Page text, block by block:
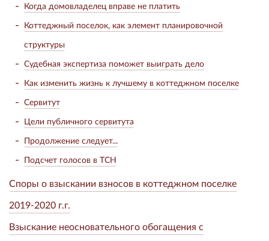
Когда домовладелец вправе не платить
Коттеджный поселок, как элемент планировочной
структуры
Судебная экспертиза поможет выиграть дело
Как изменить жизнь к лучшему в коттеджном поселке
Сервитут
Цели публичного сервитута
Продолжение следует...
Подсчет голосов в ТСН
Споры о взыскании взносов в коттеджном поселке
2019-2020 г.г.
Взыскание неосновательного обогащения с